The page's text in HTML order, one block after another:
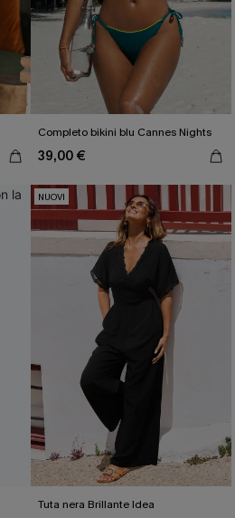
Completo bikini blu Cannes Nights
39,00 €
NUOVI
Tuta nera Brillante Idea